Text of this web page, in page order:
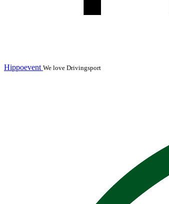
Hippoevent We love Drivingsport